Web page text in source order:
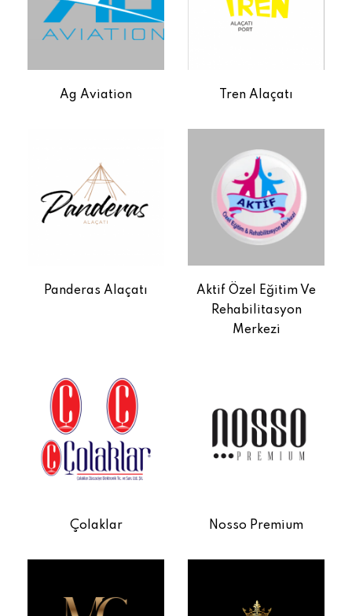
Ag Aviation Tren Alaçatı
Panderas Alaçatı
Aktif Özel Eğitim Ve
Rehabilitasyon
Merkezi
Çolaklar Nosso Premium